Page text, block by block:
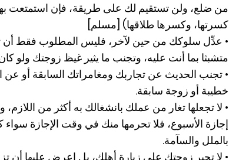
من ضلع، ولن تستقيم لك على طريقة، فإن استمتعت
كسرتها، وكسرها طلاقها) [مسلم]
• عدِّل سلوكك من حين لآخر، فليس المطلوب فقط أن
متشبثا بما أنت عليه، وتجنب ما يثير غيظ زوجتك ولو
• تجنب الحديث عن تجاربك ومغامراتك السابقة أو عن
خطيبة أو زوجة سابقة.
• لا تجعلها تغار من عملك بانشغالك به أكثر من
إجازة الأسبوع، فلا تحرمها منك في وقت الإجازة
بالملل والسآمة.
• لا تجبر زوجتك على زيارة أهلك، بل اعرض عليها أن